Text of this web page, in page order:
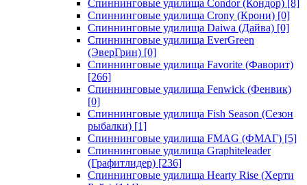
Спиннинговые удилища Condor (Кондор) [8]
Спиннинговые удилища Crony (Крони) [0]
Спиннинговые удилища Daiwa (Дайва) [0]
Спиннинговые удилища EverGreen
(ЭверГрин) [0]
Спиннинговые удилища Favorite (Фаворит)
[266]
Спиннинговые удилища Fenwick (Фенвик)
[0]
Спиннинговые удилища Fish Season (Сезон
рыбалки) [1]
Спиннинговые удилища FMAG (ФМАГ) [5]
Спиннинговые удилища Graphiteleader
(Графитлидер) [236]
Спиннинговые удилища Hearty Rise (Херти